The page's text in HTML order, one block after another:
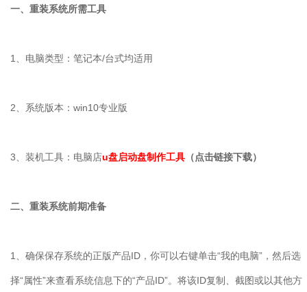
一、重装系统所需工具
1 、电脑类型：笔记本/台式均适用
2 、系统版本： win10专业版
3 、装机工具：电脑店u盘启动盘制作工具 （点击链接下载）
二、重装系统前期准备
1 、确保保存系统的正版产品ID ，你可以右键单击“我的电脑” ，然后选
择“属性”来查看系统信息下的“产品ID”。将该ID复制、截图或以其他方